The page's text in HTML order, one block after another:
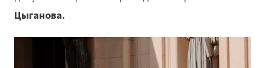
Цыганова.